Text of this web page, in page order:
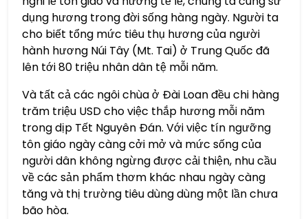
dụng hương trong đời sống hàng ngày. Người ta
cho biết tổng mức tiêu thụ hương của người
hành hương Núi Tây (Mt. Tai) ở Trung Quốc đã
lên tới 80 triệu nhân dân tệ mỗi năm.
Và tất cả các ngôi chùa ở Đài Loan đều chi hàng
trăm triệu USD cho việc thắp hương mỗi năm
trong dịp Tết Nguyên Đán. Với việc tín ngưỡng
tôn giáo ngày càng cởi mở và mức sống của
người dân không ngừng được cải thiện, nhu cầu
về các sản phẩm thơm khác nhau ngày càng
tăng và thị trường tiêu dùng dùng một lần chưa
bão hòa.